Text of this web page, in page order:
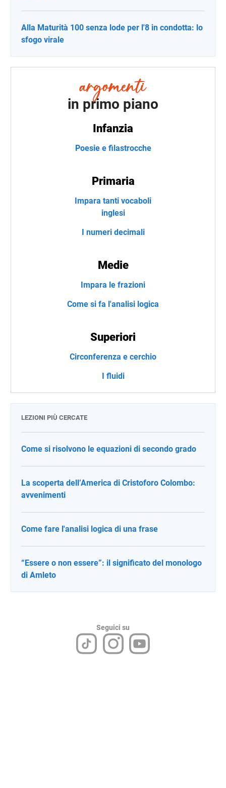
Alla Maturità 100 senza lode per l'8 in condotta: lo
sfogo virale
in primo piano
Infanzia
Poesie e filastrocche
Primaria
Impara tanti vocaboli
inglesi
I numeri decimali
Medie
Impara le frazioni
Come si fa l'analisi logica
Superiori
Circonferenza e cerchio
I fluidi
LEZIONI PIÙ CERCATE
Come si risolvono le equazioni di secondo grado
La scoperta dell’America di Cristoforo Colombo:
avvenimenti
Come fare l'analisi logica di una frase
“Essere o non essere”: il significato del monologo
di Amleto
Seguici su